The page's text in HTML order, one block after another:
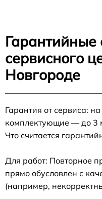
Гарантийные
сервисного
Новгороде
Гарантия от сервиса:
комплектующие — до 3
Что считается
Для работ: Повторное
прямо обусловлен с
(например,